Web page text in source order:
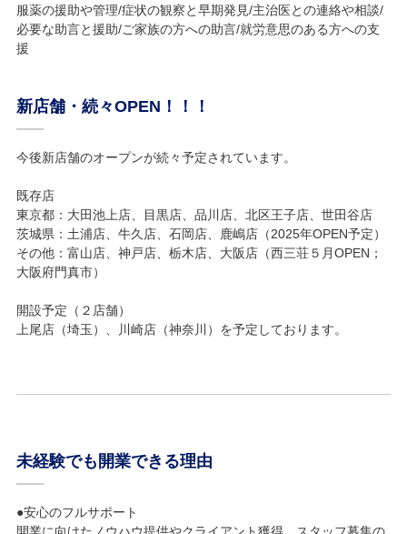
服薬の援助や管理/症状の観察と早期発見/主治医との連絡や相談/
必要な助言と援助/ご家族の方への助言/就労意思のある方への支
援
新店舗・続々OPEN！！！
今後新店舗のオープンが続々予定されています。
既存店
東京都：大田池上店、目黒店、品川店、北区王子店、世田谷店
茨城県：土浦店、牛久店、石岡店、鹿嶋店（2025年OPEN予定）
その他：富山店、神戸店、栃木店、大阪店（西三荘５月OPEN；
大阪府門真市）
開設予定（２店舗）
上尾店（埼玉）、川崎店（神奈川）を予定しております。
未経験でも開業できる理由
●安心のフルサポート